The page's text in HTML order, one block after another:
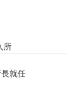
所
就任